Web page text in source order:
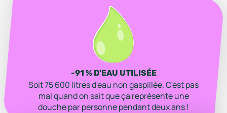
-91 % D'EAU UTILISÉE
Soit 75 600 litres d'eau non gaspillée. C'est pas
mal quand on sait que ça représente une
douche par personne pendant deux ans !